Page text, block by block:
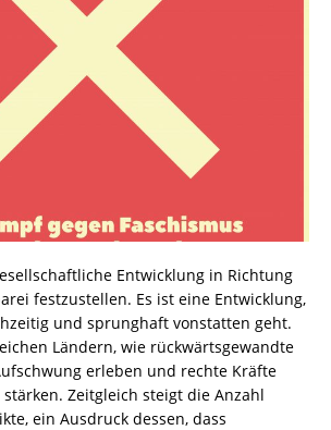
Entwicklung in Richtung
festzustellen. Es ist eine Entwicklung,
und sprunghaft vonstatten geht.
Ländern, wie rückwärtsgewandte
erleben und rechte Kräfte
Zeitgleich steigt die Anzahl
ein Ausdruck dessen, dass